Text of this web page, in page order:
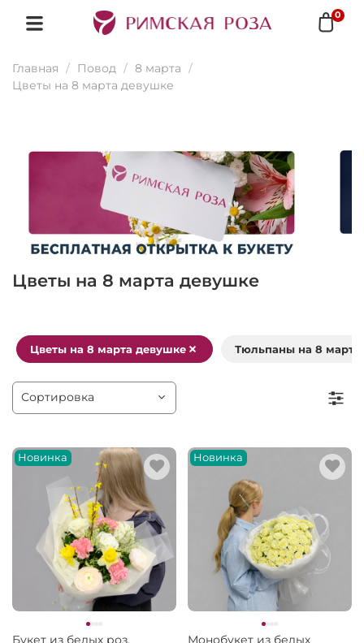
0
Главная Повод
8 марта
Цветы на 8 марта девушке
Цветы на 8 марта девушке
Цветы на 8 марта девушке Тюльпаны на 8 марта
Новинка
Букет из белых роз,
Новинка
Монобукет из белых